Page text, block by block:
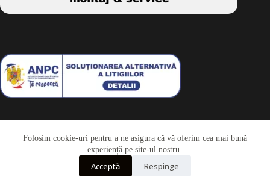
Folosim cookie-uri pentru a ne asigura că vă oferim cea mai bună
experiență pe site-ul nostru.
Acceptă Respinge
Drepturi de autor © 2026 - Dkbike.ropowered by